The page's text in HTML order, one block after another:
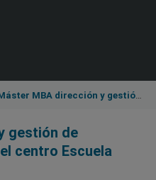
gestión de
centro Escuela